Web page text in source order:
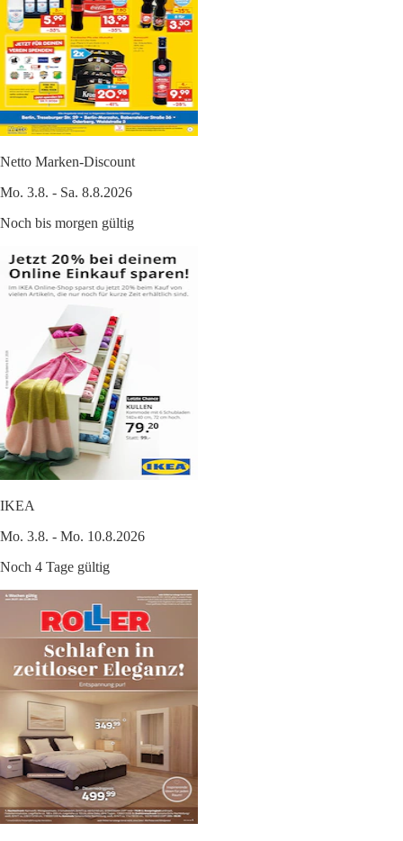
Netto Marken-Discount
Mo. 3.8. - Sa. 8.8.2026
Noch bis morgen gültig
IKEA
Mo. 3.8. - Mo. 10.8.2026
Noch 4 Tage gültig